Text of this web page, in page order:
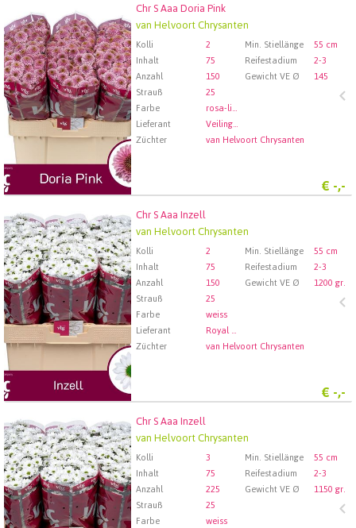
Chr S Aaa Doria Pink
van Helvoort Chrysanten
Kolli 2 Min. Stiellänge
55 cm
Inhalt
75 Reifestadium
2-3
Anzahl
150 Gewicht VE Ø
145
Strauß
25
Farbe
rosa-lila
Lieferant
Veiling Rhein-Maas GmbH & Co. KG
Züchter
van Helvoort Chrysanten
€ -,-
Chr S Aaa Doria Pink
Wählen Sie zuerst ein Abfartdatum.
Chr S Aaa Inzell
van Helvoort Chrysanten
Kolli 2 Min. Stiellänge
55 cm
Inhalt
75 Reifestadium
2-3
Anzahl
150 Gewicht VE Ø
1200 gr.
Strauß
25
Farbe
weiss
Lieferant
Royal FloraHolland Aalsmeer
Züchter
van Helvoort Chrysanten
€ -,-
Chr S Aaa Inzell
Wählen Sie zuerst ein Abfartdatum.
Chr S Aaa Inzell
van Helvoort Chrysanten
Kolli 3 Min. Stiellänge
55 cm
Inhalt
75 Reifestadium
2-3
Anzahl
225 Gewicht VE Ø
1150 gr.
Strauß
25
Farbe
weiss
Chr S Aaa Inzell
Wählen Sie zuerst ein Abfartdatum.